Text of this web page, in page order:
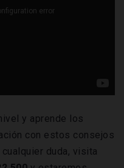
y aprende los
con estos consejos
cualquier duda, visita